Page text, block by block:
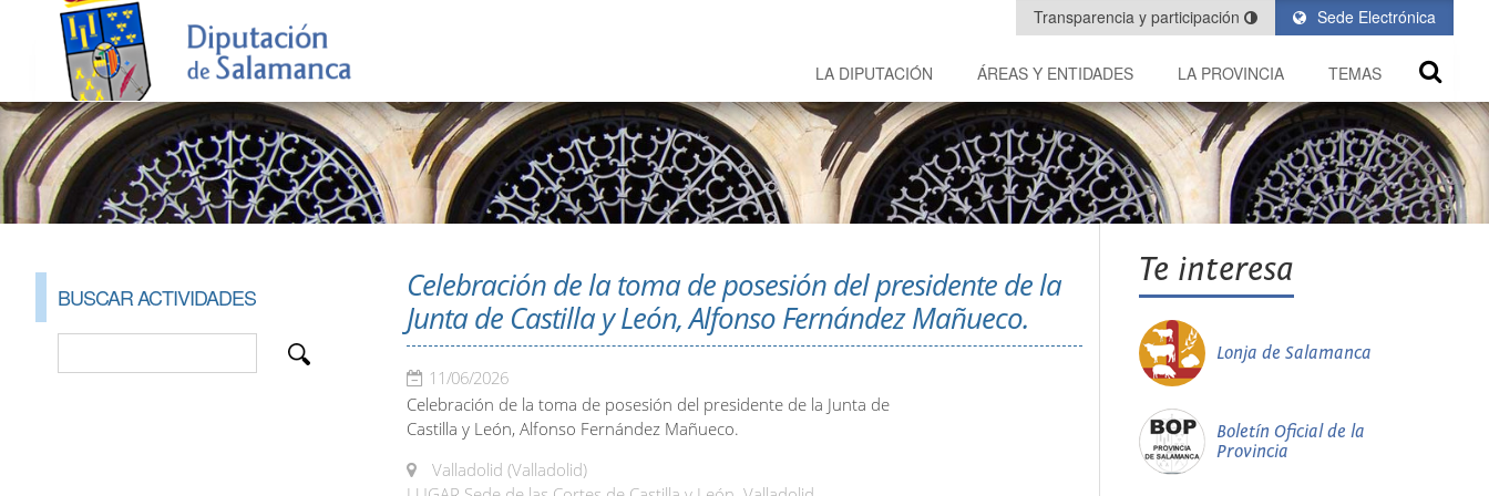
Sede Electrónica
Transparencia y participación
LA DIPUTACIÓN ÁREAS Y ENTIDADES LA PROVINCIA TEMAS
BUSCAR ACTIVIDADES
Celebración de la toma de posesión del presidente de la
Junta de Castilla y León, Alfonso Fernández Mañueco.
11/06/2026
Celebración de la toma de posesión del presidente de la Junta de
Castilla y León, Alfonso Fernández Mañueco.
Valladolid (Valladolid)
Te interesa
Lonja de Salamanca
Boletín Oficial de la
Provincia